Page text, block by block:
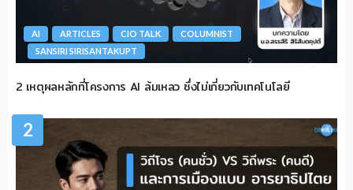
AI ARTICLES CIO TALK
COLUMNIST
SANSIRI SIRISANTAKUPT
2 เหตุผลหลักที่โครงการ AI ล้มเหลว ซึ่งไม่เกี่ยวกับเทคโนโลยี
2